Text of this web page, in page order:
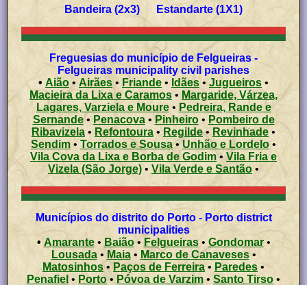
Bandeira (2x3) Estandarte (1X1)
Freguesias do município de Felgueiras -
Felgueiras municipality civil parishes
• Aião • Airães • Friande • Idães • Jugueiros •
Macieira da Lixa e Caramos • Margaride, Várzea,
Lagares, Varziela e Moure• Pedreira, Rande e
Sernande• Penacova•Pinheiro• Pombeiro de
Ribavizela • Refontoura • Regilde• Revinhade •
Sendim• Torrados e Sousa• Unhão e Lordelo •
Vila Cova da Lixa e Borba de Godim•Vila Fria e
Vizela (São Jorge) • Vila Verde e Santão •
Municípios do distrito do Porto - Porto district
municipalities
• Amarante• Baião• Felgueiras• Gondomar•
Lousada• Maia• Marco de Canaveses•
Matosinhos• Paços de Ferreira• Paredes •
Penafiel • Porto • Póvoa de Varzim • Santo Tirso •